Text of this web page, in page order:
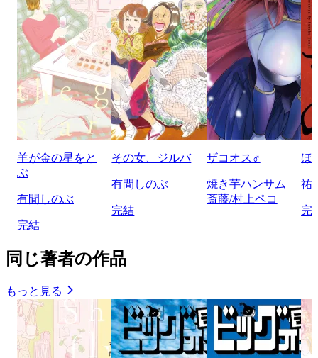
羊が金の星をと
ぶ
有間しのぶ
完結
その女、ジルバ
有間しのぶ
完結
ザコオス♂
焼き芋ハンサム
斎藤/村上ペコ
ほ
祐
完
同じ著者の作品
もっと見る